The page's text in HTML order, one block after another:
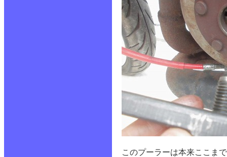
このプーラーは本来ここま